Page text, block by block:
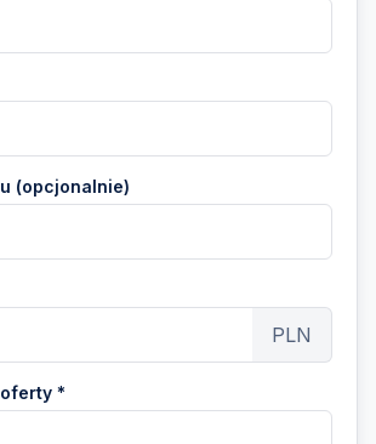
(opcjonalnie)
PLN
*